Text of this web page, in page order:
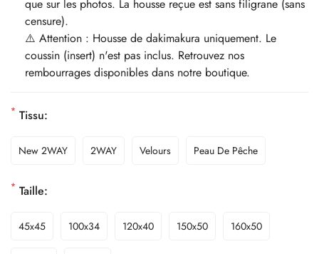
que sur les photos. La housse reçue est sans filigrane (sans
censure).
⚠️ Attention : Housse de dakimakura uniquement. Le
coussin (insert) n'est pas inclus. Retrouvez nos
rembourrages disponibles dans notre boutique.
* Tissu:
New 2WAY 2WAY Velours Peau De Pêche
* Taille:
45x45 100x34 120x40 150x50 160x50